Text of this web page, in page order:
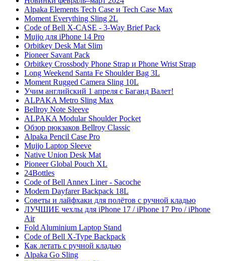
Alpaka Elements Tech Case и Tech Case Max
Moment Everything Sling 2L
Code of Bell X-CASE - 3-Way Brief Pack
Mujjo для iPhone 14 Pro
Orbitkey Desk Mat Slim
Pioneer Savant Pack
Orbitkey Crossbody Phone Strap и Phone Wrist Strap
Long Weekend Santa Fe Shoulder Bag 3L
Moment Rugged Camera Sling 10L
Учим английский 1 апреля с Баганд Валет!
ALPAKA Metro Sling Max
Bellroy Note Sleeve
ALPAKA Modular Shoulder Pocket
Обзор рюкзаков Bellroy Classic
Alpaka Pencil Case Pro
Mujjo Laptop Sleeve
Native Union Desk Mat
Pioneer Global Pouch XL
24Bottles
Code of Bell Annex Liner - Sacoche
Modern Dayfarer Backpack 18L
Советы и лайфхаки для полётов с ручной кладью
ЛУЧШИЕ чехлы для iPhone 17 / iPhone 17 Pro / iPhone
Air
Fold Aluminium Laptop Stand
Code of Bell X-Type Backpack
Как летать с ручной кладью
Alpaka Go Sling